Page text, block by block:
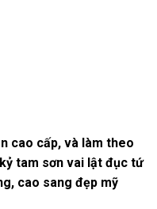
cao cấp, và làm theo
tam sơn vai lật đục tứ
cao sang đẹp mỹ